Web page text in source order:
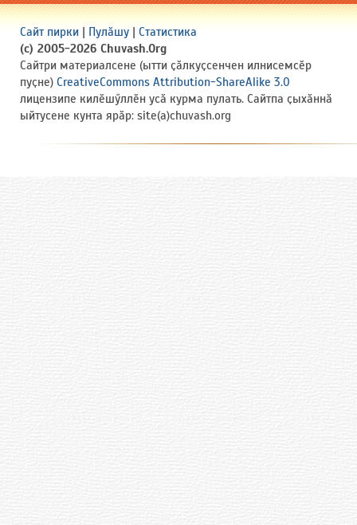
Сайт пирки | Пулӑшу | Статистика
(c) 2005-2026 Chuvash.Org
Сайтри материалсене (ытти ҫӑлкуҫсенчен илнисемсӗр
пуҫне) CreativeCommons Attribution-ShareAlike 3.0
лицензипе килӗшӳллӗн усӑ курма пулать. Сайтпа ҫыхӑннӑ
ыйтусене кунта ярӑр: site(a)chuvash.org